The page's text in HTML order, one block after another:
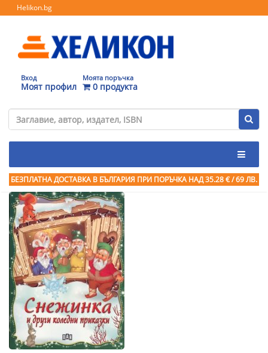
Helikon.bg
Вход
Моят профил
Моята поръчка
0 продукта
БЕЗПЛАТНА ДОСТАВКА В БЪЛГАРИЯ ПРИ ПОРЪЧКА НАД 35.28 € / 69 ЛВ.